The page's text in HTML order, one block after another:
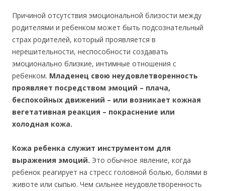
Причиной отсутствия эмоциональной близости между
родителями и ребенком может быть подсознательный
страх родителей, который проявляется в
нерешительности, неспособности создавать
эмоционально близкие, интимные отношения с
ребенком. Младенец свою неудовлетворенность
проявляет посредством эмоций – плача,
беспокойных движений – или возникает кожная
вегетативная реакция – покраснение или
холодная кожа.
Кожа ребенка служит инструментом для
выражения эмоций. Это обычное явление, когда
ребенок реагирует на стресс головной болью, болями в
животе или сыпью. Чем сильнее неудовлетворенность